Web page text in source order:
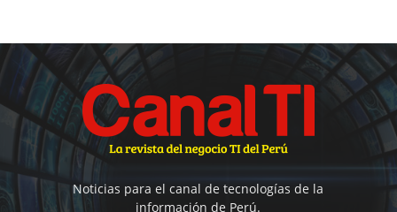
Noticias para el canal de tecnologías de la
información de Perú.